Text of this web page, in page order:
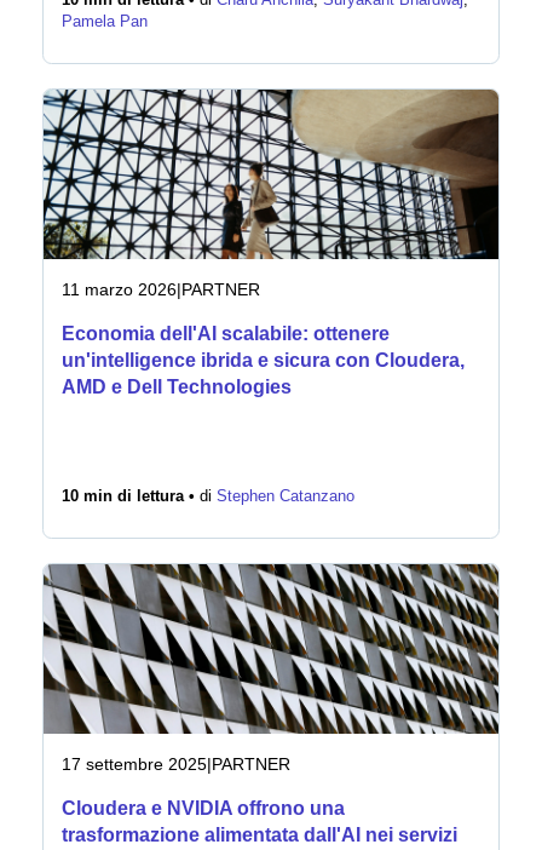
Pamela Pan
11 marzo 2026|PARTNER
Economia dell'AI scalabile: ottenere
un'intelligence ibrida e sicura con Cloudera,
AMD e Dell Technologies
10 min di lettura • di Stephen Catanzano
17 settembre 2025|PARTNER
Cloudera e NVIDIA offrono una
trasformazione alimentata dall'AI nei servizi